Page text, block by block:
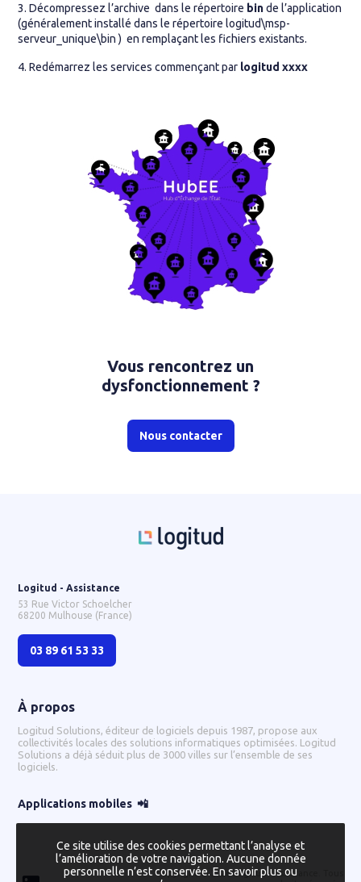
3. Décompressez l’archive dans le répertoire binde l’application
(généralement installé dans le répertoire logitud\msp-
serveur_unique\bin ) en remplaçant les fichiers existants.
4. Redémarrez les services commençant par logitud xxxx
Vous rencontrez un
dysfonctionnement ?
Nous contacter
Logitud - Assistance
Logitud - Assistance
53 Rue Victor Schoelcher
68200 Mulhouse (France)
03 89 61 53 33
À propos
Logitud Solutions, éditeur de logiciels depuis 1987, propose aux
collectivités locales des solutions informatiques optimisées. Logitud
Solutions a déjà séduit plus de 3000 villes sur l’ensemble de ses
logiciels.
Applications mobiles 📲
Copyright © 2026Logitud - Assistance
Ce site utilise des cookies permettant l’analyse et
l’amélioration de votre navigation. Aucune donnée
personnelle n’est conservée. En savoir plus ou